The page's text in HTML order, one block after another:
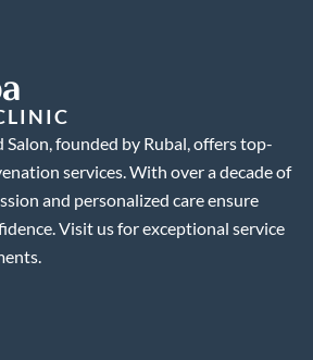
Salon, founded by Rubal, offers top-
services. With over a decade of
and personalized care ensure
Visit us for exceptional service